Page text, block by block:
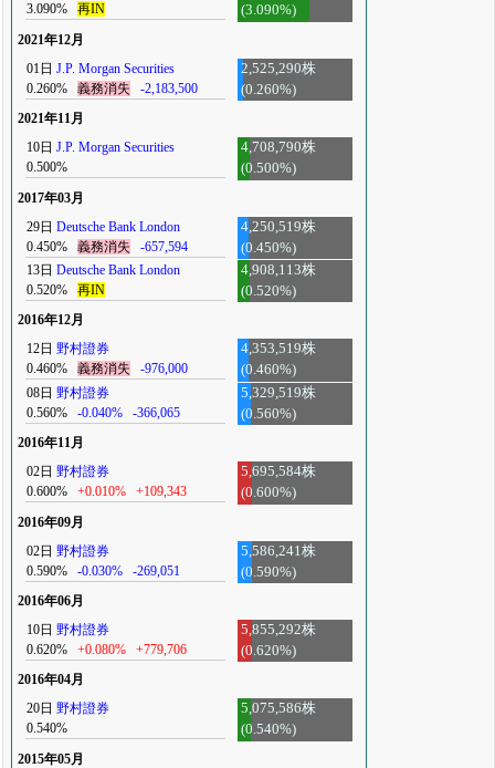
3.090%
再IN
(3.090%)
2021年12月
01日 J.P. Morgan Securities
0.260%
義務消失 -2,183,500
2,525,290株
(0.260%)
2021年11月
10日 J.P. Morgan Securities
0.500%
4,708,790株
(0.500%)
2017年03月
29日 Deutsche Bank London
0.450%
義務消失 -657,594
4,250,519株
(0.450%)
13日 Deutsche Bank London
0.520%
再IN
4,908,113株
(0.520%)
2016年12月
12日 野村證券
0.460%
義務消失 -976,000
4,353,519株
(0.460%)
08日 野村證券
0.560%
-0.040% -366,065
5,329,519株
(0.560%)
2016年11月
02日 野村證券
0.600%
+0.010% +109,343
5,695,584株
(0.600%)
2016年09月
02日 野村證券
0.590%
-0.030% -269,051
5,586,241株
(0.590%)
2016年06月
10日 野村證券
0.620%
+0.080% +779,706
5,855,292株
(0.620%)
2016年04月
20日 野村證券
0.540%
5,075,586株
(0.540%)
2015年05月